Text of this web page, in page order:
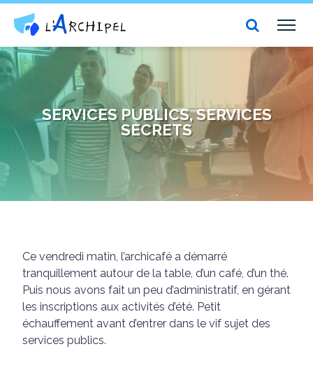
Centre social et culturel l'Archipel
SERVICES PUBLICS, SERVICES
SECRETS
Ce vendredi matin, l’archicafé a démarré
tranquillement autour de la table, d’un café, d’un thé.
Puis nous avons fait un peu d’administratif, en gérant
les inscriptions aux activités d’été. Petit
échauffement avant d’entrer dans le vif sujet des
services publics.